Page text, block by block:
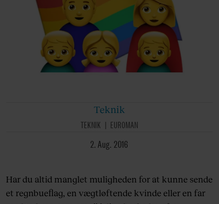
Teknik
TEKNIK
EUROMAN
2. Aug. 2016
Har du altid manglet muligheden for at kunne sende
et regnbueflag, en vægtløftende kvinde eller en far